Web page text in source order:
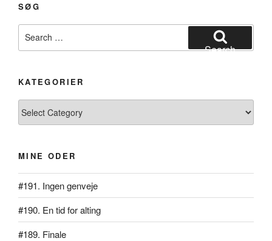
SØG
for:
Search
KATEGORIER
MINE ODER
#191. Ingen genveje
#190. En tid for alting
#189. Finale